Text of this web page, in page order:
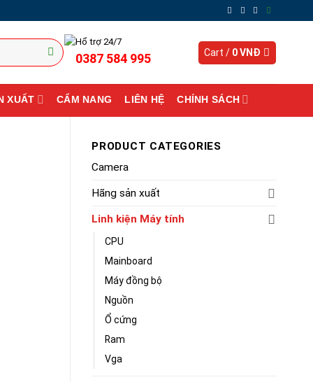
Hổ trợ 24/7
0387 584 995 Cart / 0VNĐ
XUẤT CẨM NANG LIÊN HỆ CHÍNH SÁCH
PRODUCT CATEGORIES
Camera
Hãng sản xuất
Linh kiện Máy tính
CPU
Mainboard
Máy đồng bộ
Nguồn
Ổ cứng
Ram
Vga